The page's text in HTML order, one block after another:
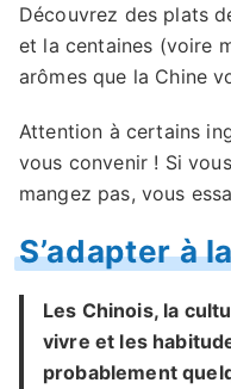
Découvrez des plats
et la centaines (voire
arômes que la Chine
Attention à certains
vous convenir ! Si
mangez pas, vous
S’adapter à
Les Chinois, la
vivre et les
probablement